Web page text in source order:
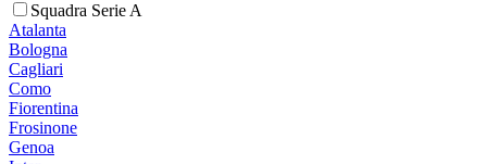
Squadra Serie A
Atalanta
Bologna
Cagliari
Como
Fiorentina
Frosinone
Genoa